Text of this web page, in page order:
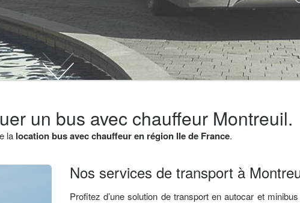
un bus avec chauffeur Montreuil.
la location bus avec chauffeur en région Ile de France.
Nos services de transport à
Profitez d’une solution de transport en autocar et